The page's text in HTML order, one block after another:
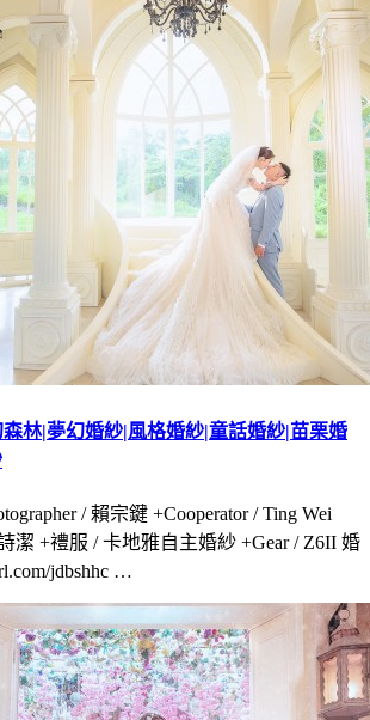
林|夢幻婚紗|風格婚紗|童話婚紗|苗栗婚
/ 賴宗鍵 +Cooperator / Ting Wei
潔 +禮服 / 卡地雅自主婚紗 +Gear / Z6II 婚
jdbshhc …